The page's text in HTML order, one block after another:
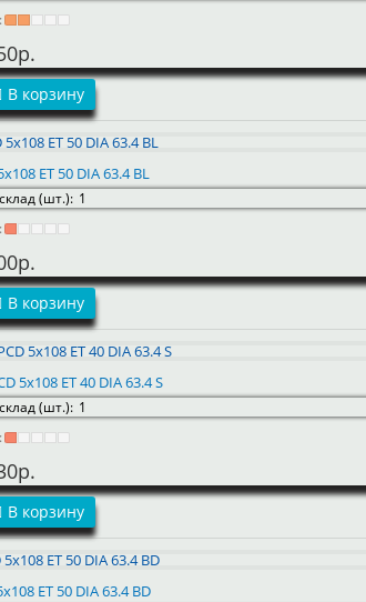
В корзину
ET 50 DIA 63.4 BL
(шт.): 1
В корзину
5x108 ET 40 DIA 63.4 S
(шт.): 1
В корзину
ET 50 DIA 63.4 BD